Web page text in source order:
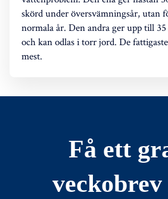
skörd under översvämningsår, utan
normala år. Den andra ger upp till
och kan odlas i torr jord. De
mest.
Få ett
veckobrev